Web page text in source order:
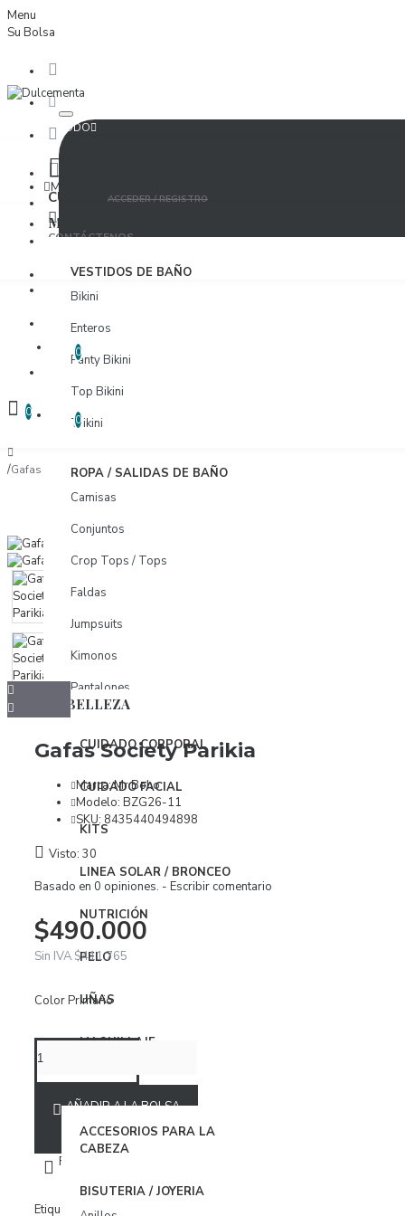
Menu
Su Bolsa
CONTÁCTENOS
TODO
CUENTA ACCEDER / REGISTRO
LISTA DE DESEOS
0
COMPARAR
0
Menu
MUJER
VESTIDOS DE BAÑO
Bikini
Enteros
Panty Bikini
Top Bikini
Trikini
ROPA / SALIDAS DE BAÑO
Camisas
Conjuntos
Crop Tops / Tops
Faldas
Jumpsuits
Kimonos
Pantalones
Shorts
Tunicas
Vestidos
ROPA INTERIOR
Body
Brasier
Conjuntos
Pijamas
BELLEZA
CUIDADO CORPORAL
CUIDADO FACIAL
KITS
LINEA SOLAR / BRONCEO
NUTRICIÓN
PELO
UÑAS
MAQUILLAJE
ACCESORIOS PARA LA
CABEZA
BISUTERIA / JOYERIA
ACCEDER
PROVEEDORES
0
Gafas Society Parikia
Gafas Society Parikia
Marca:Mr Boho
Modelo: BZG26-11
SKU: 8435440494898
Visto: 30
Basado en 0 opiniones. - Escribir comentario
$490.000
Sin IVA $411.765
Color Primario
AÑADIR A LA BOLSA
FAVORITOS
Etiquetas Mr Boho